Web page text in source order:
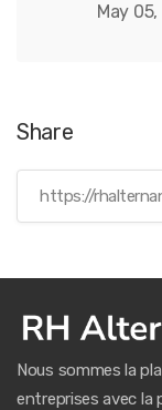
May
Share
Nous sommes la
entreprises avec la